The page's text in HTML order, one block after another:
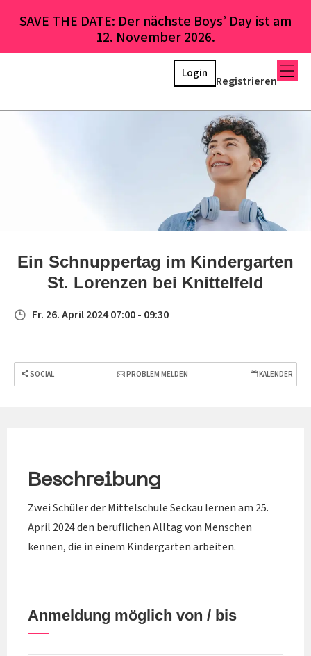
SAVE THE DATE: Der nächste Boys’ Day ist am
12. November 2026.
Registrieren
Login
Ein Schnuppertag im Kindergarten
St. Lorenzen bei Knittelfeld
Fr. 26. April 2024 07:00 - 09:30
SOCIAL PROBLEM MELDEN KALENDER
Beschreibung
Zwei Schüler der Mittelschule Seckau lernen am 25.
April 2024 den beruflichen Alltag von Menschen
kennen, die in einem Kindergarten arbeiten.
Anmeldung möglich von / bis